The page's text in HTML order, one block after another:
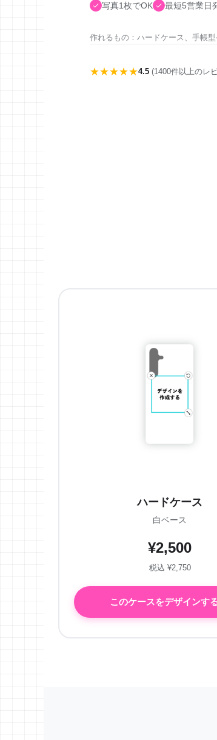
写真1枚でOK 最短5営業日
作れるもの：ハードケース、手帳型
★★★★★4.5 (1400件以上のレ
ハードケース
白ベース
¥2,500
税込 ¥2,750
このケースをデザインす